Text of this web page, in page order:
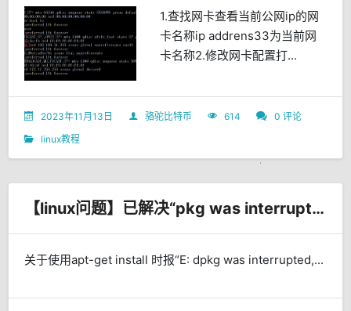
1.查找网卡查看当前公网ip的网
卡名称ip addrens33为当前网
卡名称2.修改网卡配置打...
2023年11月13日 骆驼比特币 614
0 评论
linux教程
【linux问题】已解决“pkg was interrupted, you must manually run 'sudo dpkg --configure -a' to correct the problem”
关于使用apt-get install 时报“E: dpkg was interrupted,...